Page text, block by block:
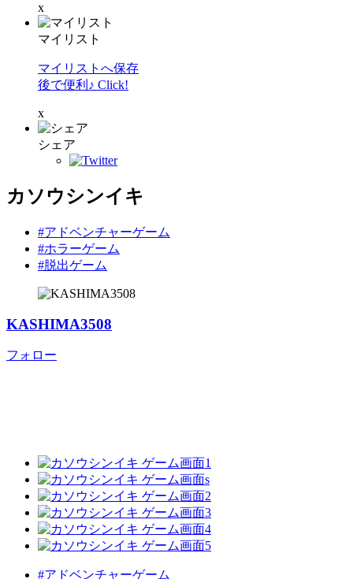
x
マイリスト
マイリストへ保存
後で便利♪ Click!
x
シェア
カソウシンイキ
#アドベンチャーゲーム
#ホラーゲーム
#脱出ゲーム
KASHIMA3508
フォロー
#アドベンチャーゲーム